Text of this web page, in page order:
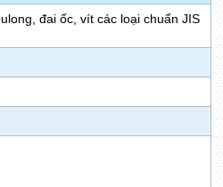
đai ốc, vít các loại chuẩn JIS